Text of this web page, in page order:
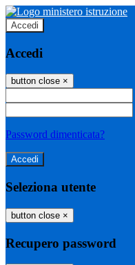
Accedi
Accedi
button close ×
Password dimenticata?
Seleziona utente
button close ×
Recupero password